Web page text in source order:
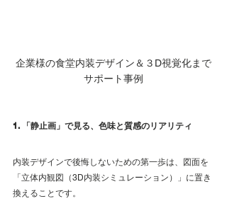
企業様の食堂内装デザイン＆３D視覚化まで
サポート事例
1. 「静止画」で見る、色味と質感のリアリティ
内装デザインで後悔しないための第一歩は、図面を
「立体内観図（3D内装シミュレーション）」に置き
換えることです。